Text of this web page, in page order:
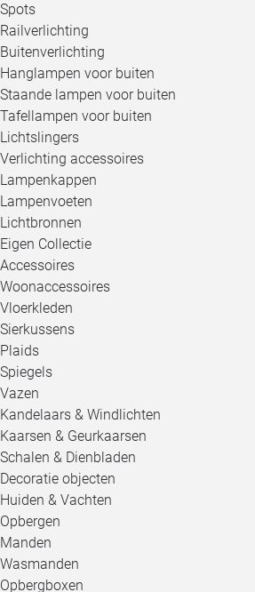
Spots
Railverlichting
Buitenverlichting
Hanglampen voor buiten
Staande lampen voor buiten
Tafellampen voor buiten
Lichtslingers
Verlichting accessoires
Lampenkappen
Lampenvoeten
Lichtbronnen
Eigen Collectie
Accessoires
Woonaccessoires
Vloerkleden
Sierkussens
Plaids
Spiegels
Vazen
Kandelaars & Windlichten
Kaarsen & Geurkaarsen
Schalen & Dienbladen
Decoratie objecten
Huiden & Vachten
Opbergen
Manden
Wasmanden
Opbergboxen